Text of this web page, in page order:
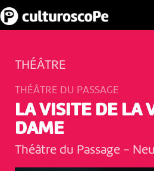
THÉÂTRE
THÉÂTRE DU PASSAGE
LA VISITE DE LA
DAME
Théâtre du Passage -